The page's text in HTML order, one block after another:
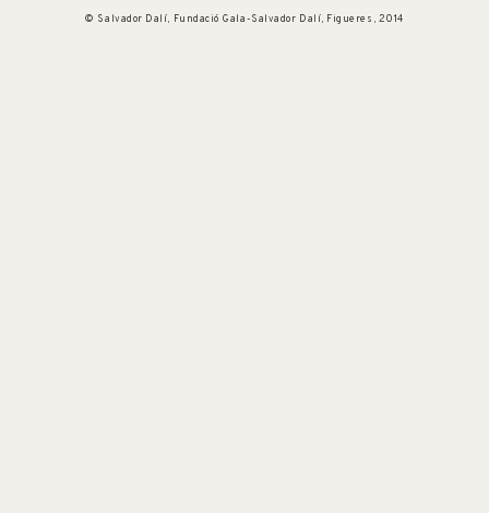
© Salvador Dalí, Fundació Gala-Salvador Dalí, Figueres, 2014